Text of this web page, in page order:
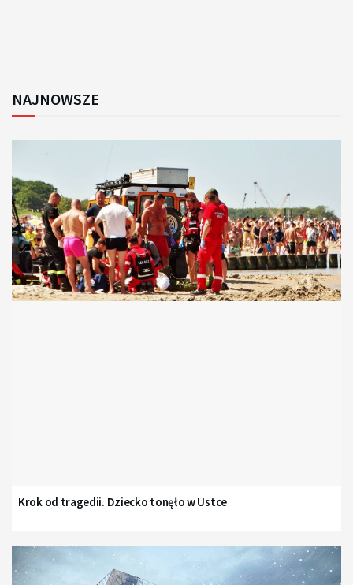
NAJNOWSZE
Krok od tragedii. Dziecko tonęło w Ustce